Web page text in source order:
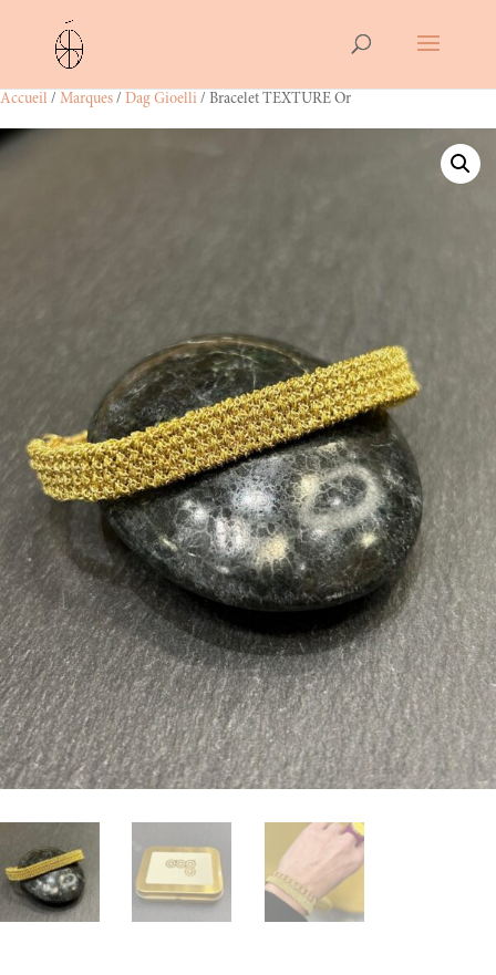
Accueil / Marques / Dag Gioelli / Bracelet TEXTURE Or